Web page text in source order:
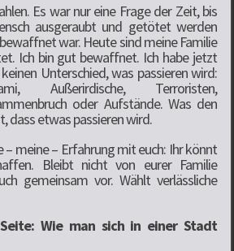
Es war nur eine Frage der Zeit, bis
ausgeraubt und getötet werden
war. Heute sind meine Familie
Ich bin gut bewaffnet. Ich habe jetzt
Unterschied, was passieren wird:
Außerirdische, Terroristen,
oder Aufstände. Was den
dass etwas passieren wird.
– meine – Erfahrung mit euch: Ihr könnt
Bleibt nicht von eurer Familie
gemeinsam vor. Wählt verlässliche
Wie man sich in einer Stadt